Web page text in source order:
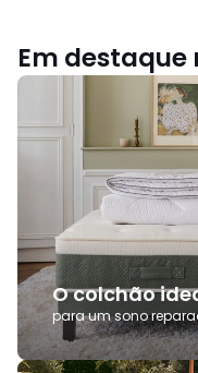
Em destaque
O colchão
para um sono
O
ideal...